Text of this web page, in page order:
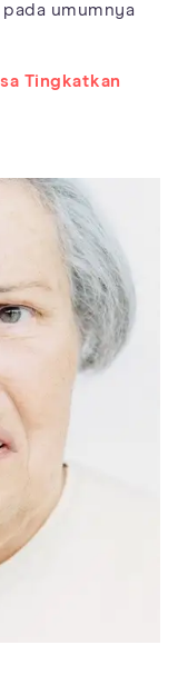
umumnya
Tingkatkan